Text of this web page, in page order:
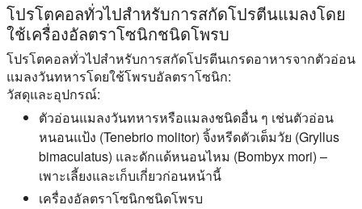
โปรโตคอลทั่วไปสําหรับการสกัดโปรตีนแมลงโดย
ใช้เครื่องอัลตราโซนิกชนิดโพรบ
โปรโตคอลทั่วไปสําหรับการสกัดโปรตีนเกรดอาหารจากตัวอ่อน
แมลงวันทหารโดยใช้โพรบอัลตราโซนิก:
วัสดุและอุปกรณ์:
ตัวอ่อนแมลงวันทหารหรือแมลงชนิดอื่น ๆ เช่นตัวอ่อน
หนอนแป้ง (Tenebrio molitor) จิ้งหรีดตัวเต็มวัย (Gryllus
bimaculatus) และดักแด้หนอนไหม (Bombyx mori) –
เพาะเลี้ยงและเก็บเกี่ยวก่อนหน้านี้
เครื่องอัลตราโซนิกชนิดโพรบ